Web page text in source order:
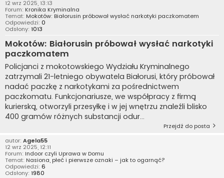
12 wrz 2025, 13:13
Forum: Kronika Kryminalna
Temat: Mokotów: Białorusin próbował wysłać narkotyki paczkomatem
Odpowiedzi: 0
Odsłony: 1013
Mokotów: Białorusin próbował wysłać narkotyki
paczkomatem
Policjanci z mokotowskiego Wydziału Kryminalnego
zatrzymali 21-letniego obywatela Białorusi, który próbował
nadać paczkę z narkotykami za pośrednictwem
paczkomatu. Funkcjonariusze, we współpracy z firmą
kurierską, otworzyli przesyłkę i w jej wnętrzu znaleźli blisko
400 gramów różnych substancji odur...
Przejdź do posta
autor: Agela55
12 wrz 2025, 12:11
Forum: Indoor czyli Uprawa w Domu
Temat: Nasiona, płeć i pierwsze oznaki – jak to ogarnąć?
Odpowiedzi: 6
Odsłony: 1980